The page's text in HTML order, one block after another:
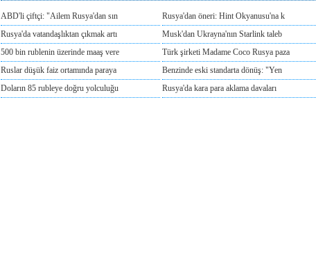
ABD'li çiftçi: "Ailem Rusya'dan sın
Rusya'dan öneri: Hint Okyanusu'na k
Rusya'da vatandaşlıktan çıkmak artı
Musk'dan Ukrayna'nın Starlink taleb
500 bin rublenin üzerinde maaş vere
Türk şirketi Madame Coco Rusya paza
Ruslar düşük faiz ortamında paraya
Benzinde eski standarta dönüş: "Yen
Doların 85 rubleye doğru yolculuğu
Rusya'da kara para aklama davaları